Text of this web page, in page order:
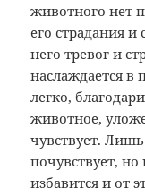
животного нет
его страдания
него тревог и
наслаждается в
легко,
животное,
чувствует.
почувствует, но
избавится и от